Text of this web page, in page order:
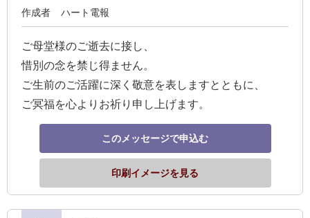
短
届
検
作成者 ハート電報
ご母堂様のご逝去に接し、
惜別の念を禁じ得ません。
ご生前のご活躍に深く敬意を表しますとともに、
ご冥福を心よりお祈り申し上げます。
このメッセージで申込む
印刷イメージを見る